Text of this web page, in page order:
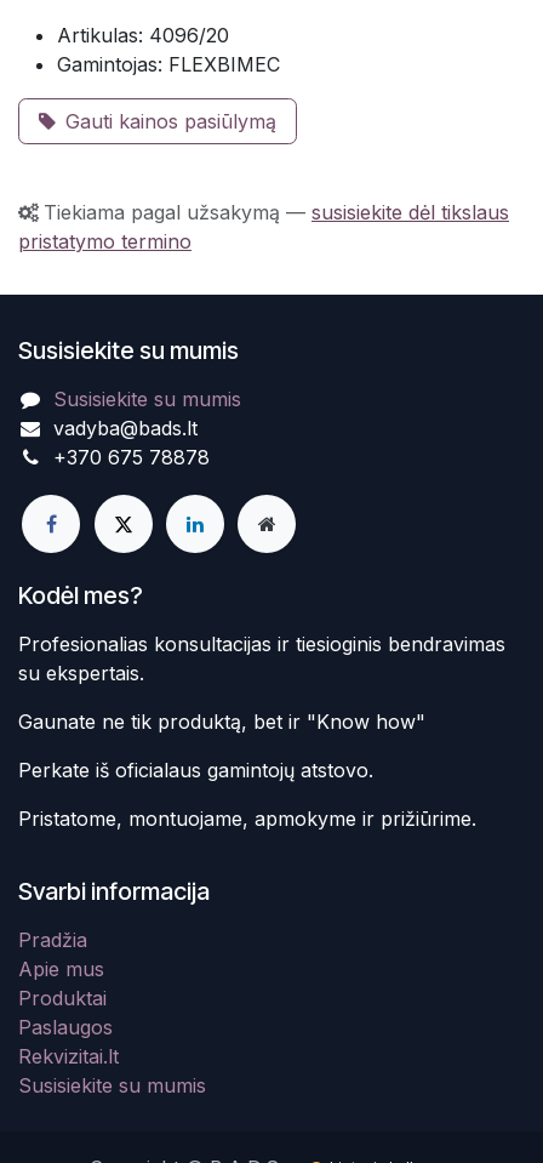
Artikulas: 4096/20
Gamintojas: FLEXBIMEC
Gauti kainos pasiūlymą
Tiekiama pagal užsakymą — susisiekite dėl tikslaus
pristatymo termino
Susisiekite su mumis
Susisiekite su mumis
vadyba@bads.lt
+370 675 78878
Kodėl mes?
Profesionalias konsultacijas ir tiesioginis bendravimas
su ekspertais.
Gaunate ne tik produktą, bet ir "Know how"
Perkate iš oficialaus gamintojų atstovo.
Pristatome, montuojame, apmokyme ir prižiūrime.
Svarbi informacija
Pradžia
Apie mus
Produktai
Paslaugos
Rekvizitai.lt
Susisiekite su mumis